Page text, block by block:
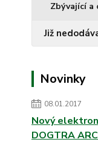
Zbývající
Již
Novinky
08.01.2017
Nový
DOGTRA